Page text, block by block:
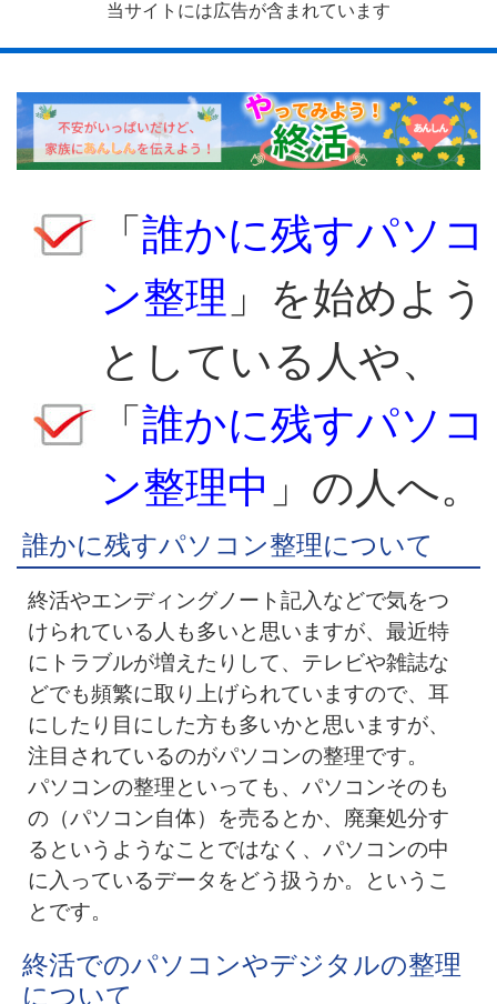
当サイトには広告が含まれています
「 誰かに残すパソコ
ン整理 」を始めよう
としている人や、
「 誰かに残すパソコ
ン整理中 」の人へ。
誰かに残すパソコン整理について
終活やエンディングノート記入などで気をつ
けられている人も多いと思いますが、最近特
にトラブルが増えたりして、テレビや雑誌な
どでも頻繁に取り上げられていますので、耳
にしたり目にした方も多いかと思いますが、
注目されているのがパソコンの整理です。
パソコンの整理といっても、パソコンそのも
の（パソコン自体）を売るとか、廃棄処分す
るというようなことではなく、パソコンの中
に入っているデータをどう扱うか。というこ
とです。
終活でのパソコンやデジタルの整理
について